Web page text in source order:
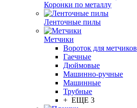
Коронки по металлу
Ленточные пилы
Метчики
Вороток для метчиков
Гаечные
Дюймовые
Машинно-ручные
Машинные
Трубные
+ ЕЩЕ 3